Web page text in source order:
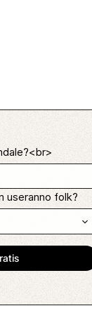
useranno folk?